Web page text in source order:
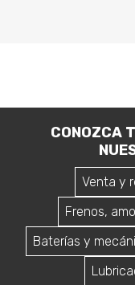
CONOZCA
Venta y
Frenos,
Baterías y